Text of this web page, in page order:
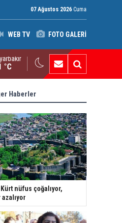
07 Ağustos 2026 Cuma
WEB TV FOTO GALERİ
Suudi Arabistan ve ABD'nin
°C
Haberler
nüfus çoğalıyor,